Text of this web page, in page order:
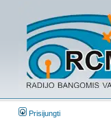
Prisijungti